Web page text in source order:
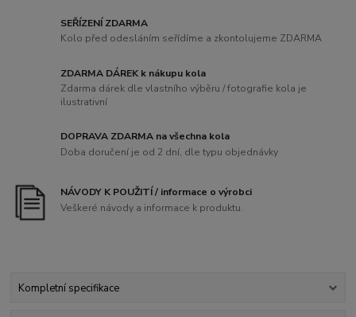
SEŘÍZENÍ ZDARMA
Kolo před odesláním seřídíme a zkontolujeme ZDARMA
ZDARMA DÁREK k nákupu kola
Zdarma dárek dle vlastního výběru / fotografie kola je
ilustrativní
DOPRAVA ZDARMA na všechna kola
Doba doručení je od 2 dní, dle typu objednávky
NÁVODY K POUŽITÍ / informace o výrobci
Veškeré návody a informace k produktu.
Kompletní specifikace